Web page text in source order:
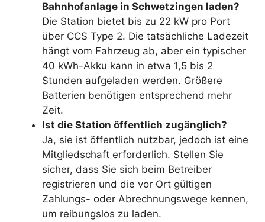
Bahnhofanlage in Schwetzingen laden?
Die Station bietet bis zu 22 kW pro Port
über CCS Type 2. Die tatsächliche Ladezeit
hängt vom Fahrzeug ab, aber ein typischer
40 kWh-Akku kann in etwa 1,5 bis 2
Stunden aufgeladen werden. Größere
Batterien benötigen entsprechend mehr
Zeit.
Ist die Station öffentlich zugänglich?
Ja, sie ist öffentlich nutzbar, jedoch ist eine
Mitgliedschaft erforderlich. Stellen Sie
sicher, dass Sie sich beim Betreiber
registrieren und die vor Ort gültigen
Zahlungs- oder Abrechnungswege kennen,
um reibungslos zu laden.